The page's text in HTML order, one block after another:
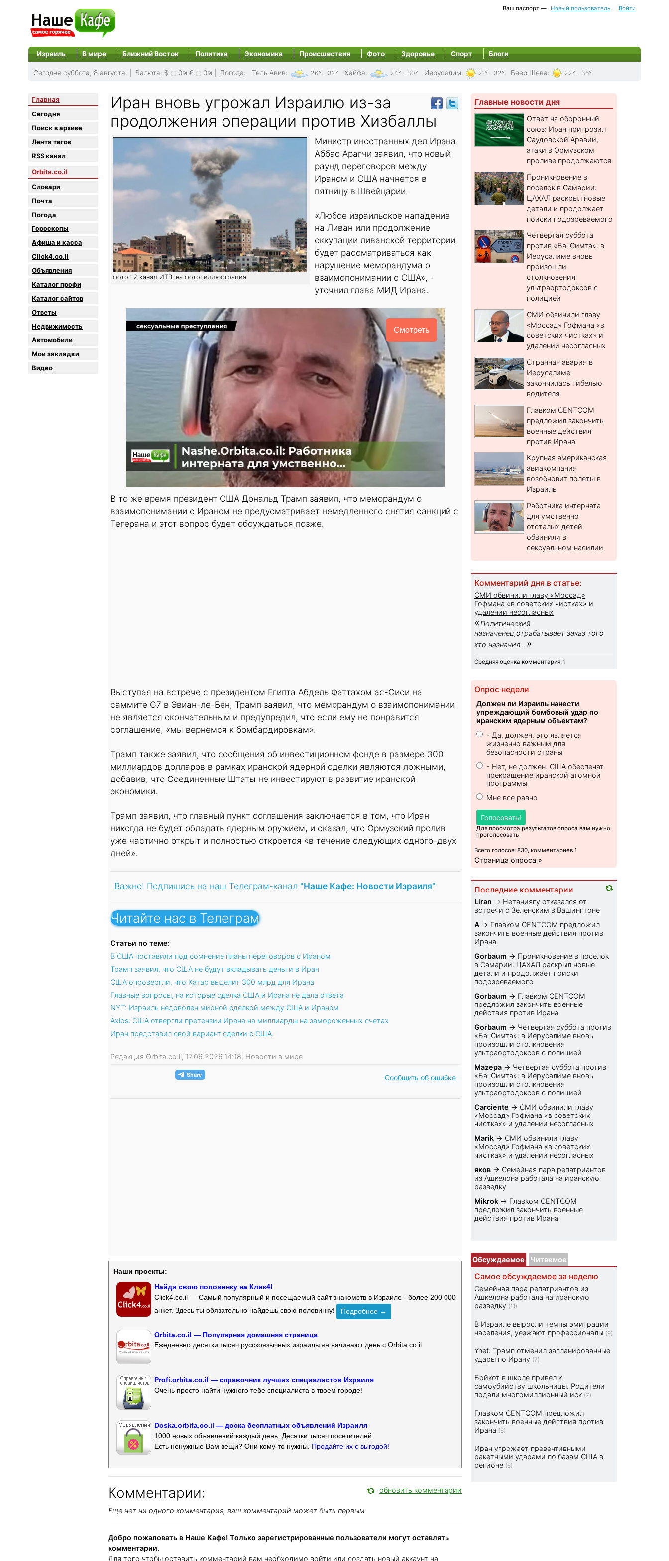
Ваш паспорт — Новый пользователь Войти
Израиль В мире Ближний Восток Политика Экономика Происшествия Фото Здоровье Спорт Блоги
Сегодня суббота, 8 августа | Валюта: $ 0₪ € 0₪ Погода: Тель Авив: 26° - 32° Хайфа: 24° - 30° Иерусалим: 21° - 32° Беер Шева: 22° - 35°
Главная
Сегодня
Поиск в архиве
Лента тегов
RSS канал
Orbita.co.il
Словари
Почта
Погода
Гороскопы
Афиша и касса
Click4.co.il
Объявления
Каталог профи
Каталог сайтов
Oтветы
Недвижимость
Автомобили
Мои закладки
Видео
Иран вновь угрожал Израилю из-за
продолжения операции против Хизбаллы
фото 12 канал ИТВ. на фото: иллюстрация
Министр иностранных дел Ирана
Аббас Арагчи заявил, что новый
раунд переговоров между
Ираном и США начнется в
пятницу в Швейцарии.
«Любое израильское нападение
на Ливан или продолжение
оккупации ливанской территории
будет рассматриваться как
нарушение меморандума о
взаимопонимании с США», -
уточнил глава МИД Ирана.
Смотреть
В то же время президент США Дональд Трамп заявил, что меморандум о
взаимопонимании с Ираном не предусматривает немедленного снятия санкций с
Тегерана и этот вопрос будет обсуждаться позже.
Выступая на встрече с президентом Египта Абдель Фаттахом ас-Сиси на
саммите G7 в Эвиан-ле-Бен, Трамп заявил, что меморандум о взаимопонимании
не является окончательным и предупредил, что если ему не понравится
соглашение, «мы вернемся к бомбардировкам».
Трамп также заявил, что сообщения об инвестиционном фонде в размере 300
миллиардов долларов в рамках иранской ядерной сделки являются ложными,
добавив, что Соединенные Штаты не инвестируют в развитие иранской
экономики.
Трамп заявил, что главный пункт соглашения заключается в том, что Иран
никогда не будет обладать ядерным оружием, и сказал, что Ормузский пролив
уже частично открыт и полностью откроется «в течение следующих одного-двух
дней».
Важно! Подпишись на наш Телеграм-канал "Наше Кафе: Новости Израиля"
Читайте нас в Телеграм
Статьи по теме:
В США поставили под сомнение планы переговоров с Ираном
Трамп заявил, что США не будут вкладывать деньги в Иран
США опровергли, что Катар выделит 300 млрд для Ирана
Главные вопросы, на которые сделка США и Ирана не дала ответа
NYT: Израиль недоволен мирной сделкой между США и Ираном
Axios: США отвергли претензии Ирана на миллиарды на замороженных счетах
Иран представил свой вариант сделки с США
Редакция Orbita.co.il, 17.06.2026 14:18, Новости в мире
Сообщить об ошибке
Наши проекты:
Найди свою половинку на Клик4!
Click4.co.il — Самый популярный и посещаемый сайт знакомств в Израиле - более 200 000
анкет. Здесь ты обязательно найдешь свою половинку!
Подробнее →
Orbita.co.il — Популярная домашняя страница
Ежедневно десятки тысяч русскоязычных израильтян начинают день с Orbita.co.il
Profi.orbita.co.il — справочник лучших специалистов Израиля
Очень просто найти нужного тебе специалиста в твоем городе!
Doska.orbita.co.il — доска бесплатных объявлений Израиля
1000 новых объявлений каждый день. Десятки тысяч посетителей.
Есть ненужные Вам вещи? Они кому-то нужны. Продайте их с выгодой!
Комментарии: обновить комментарии
Еще нет ни одного комментария, ваш комментарий может быть первым
Добро пожаловать в Наше Кафе! Только зарегистрированные пользователи могут оставлять
комментарии.
Для того чтобы оставить комментарий вам необходимо войти или создать новый аккаунт на
Главные новости дня
Ответ на оборонный
союз: Иран пригрозил
Саудовской Аравии,
атаки в Ормузском
проливе продолжаются
Проникновение в
поселок в Самарии:
ЦАХАЛ раскрыл новые
детали и продолжает
поиски подозреваемого
Четвертая суббота
против «Ба-Симта»: в
Иерусалиме вновь
произошли
столкновения
ультраортодоксов с
полицией
СМИ обвинили главу
«Моссад» Гофмана «в
советских чистках» и
удалении несогласных
Странная авария в
Иерусалиме
закончилась гибелью
водителя
Главком CENTCOM
предложил закончить
военные действия
против Ирана
Крупная американская
авиакомпания
возобновит полеты в
Израиль
Работника интерната
для умственно
отсталых детей
обвинили в
сексуальном насилии
Комментарий дня в статье:
СМИ обвинили главу «Моссад»
Гофмана «в советских чистках» и
удалении несогласных
«Политический
назначенец,отрабатывает заказ того
кто назначил... »
Средняя оценка комментария: 1
Опрос недели
Должен ли Израиль нанести
упреждающий бомбовый удар по
иранским ядерным объектам?
- Да, должен, это является
жизненно важным для
безопасности страны
- Нет, не должен. США обеспечат
прекращение иранской атомной
программы
Мне все равно
Голосовать!
Для просмотра результатов опроса вам нужно
проголосовать
Всего голосов: 830, комментариев 1
Страница опроса »
Последние комментарии
Liran → Нетаниягу отказался от
встречи с Зеленским в Вашингтоне
A → Главком CENTCOM предложил
закончить военные действия против
Ирана
Gorbaum → Проникновение в поселок
в Самарии: ЦАХАЛ раскрыл новые
детали и продолжает поиски
подозреваемого
Gorbaum → Главком CENTCOM
предложил закончить военные
действия против Ирана
Gorbaum → Четвертая суббота против
«Ба-Симта»: в Иерусалиме вновь
произошли столкновения
ультраортодоксов с полицией
Mazepa → Четвертая суббота против
«Ба-Симта»: в Иерусалиме вновь
произошли столкновения
ультраортодоксов с полицией
Carciente → СМИ обвинили главу
«Моссад» Гофмана «в советских
чистках» и удалении несогласных
Marik → СМИ обвинили главу
«Моссад» Гофмана «в советских
чистках» и удалении несогласных
яков → Семейная пара репатриантов
из Ашкелона работала на иранскую
разведку
Mikrok → Главком CENTCOM
предложил закончить военные
действия против Ирана
Обсуждаемое Читаемое
Самое обсуждаемое за неделю
Семейная пара репатриантов из
Ашкелона работала на иранскую
разведку (11)
В Израиле выросли темпы эмиграции
населения, уезжают профессионалы (9)
Ynet: Трамп отменил запланированные
удары по Ирану (7)
Бойкот в школе привел к
самоубийству школьницы. Родители
подали многомиллионный иск (7)
Главком CENTCOM предложил
закончить военные действия против
Ирана (6)
Иран угрожает превентивными
ракетными ударами по базам США в
регионе (6)